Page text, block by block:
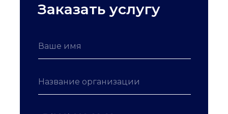
Заказать услугу